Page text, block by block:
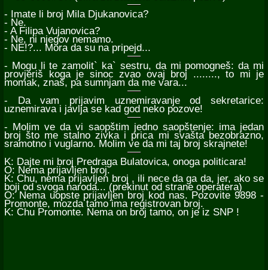
- Imate li broj Mila Djukanovica?
- Ne.
- A Filipa Vujanovica?
- Ne, ni njegov nemamo.
- NE!?... Mora da su na pripejd...
- Mogu li te zamolit` ka` sestru, da mi pomogneš: da mi
provjeriš koga je sinoc zvao ovaj broj ........, to mi je
momak, znaš, pa sumnjam da me vara...
- Da vam prijavim uznemiravanje od sekretarice:
uznemirava i javlja se kad god neko pozove!
- Molim ve da vi saopštim jedno saopštenje: ima jedan
broj što me stalno zivka i prica mi svašta bezobrazno,
sramotno i vuglarno. Molim ve da mi taj broj skrajnete!
K: Dajte mi broj Predraga Bulatovica, onoga politicara!
O: Nema prijavljen broj.
K: Chu, nema prijavljen broj , ili nece da ga da, jer, ako se
boji od svoga naroda... (prekinut od strane operatera)
O: Nema uopste prijavljen broj kod nas. Pozovite 9898 -
Promonte, mozda tamo ima registrovan broj.
K: Chu Promonte. Nema on broj tamo, on je iz SNP !